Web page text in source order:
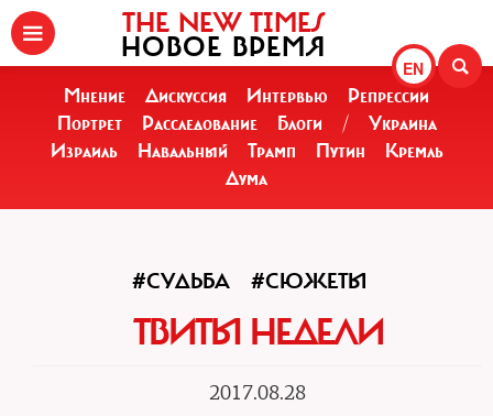
EN
THE NEW TIMES
НОВОЕ ВРЕМЯ
Мнение Дискуссия Интервью
Репрессии
Портрет
Расследование Блоги /
Украина
Израиль
Навальный Трамп Путин
Кремль
Дума
#СУДЬБА #СЮЖЕТЫ
ТВИТЫ НЕДЕЛИ
2017.08.28